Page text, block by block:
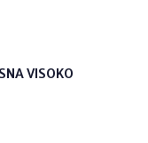
VISOKO